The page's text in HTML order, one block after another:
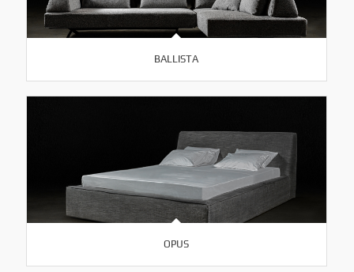
BALLISTA
OPUS